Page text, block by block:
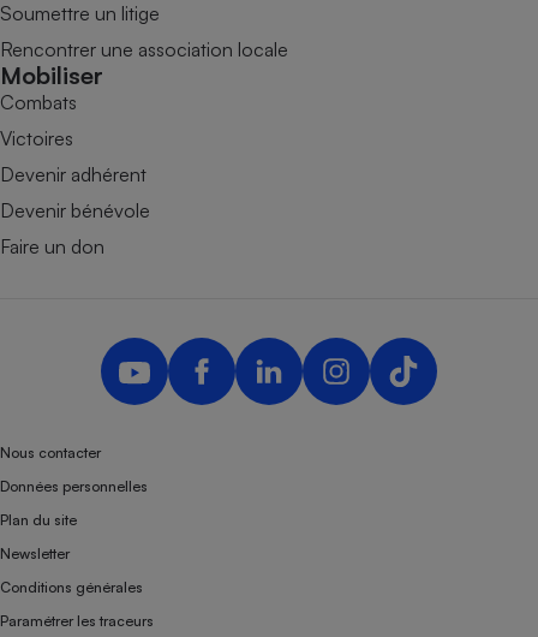
Soumettre un litige
Rencontrer une association locale
Mobiliser
Combats
Victoires
Devenir adhérent
Devenir bénévole
Faire un don
Nous contacter
Données personnelles
Plan du site
Newsletter
Conditions générales
Paramétrer les traceurs